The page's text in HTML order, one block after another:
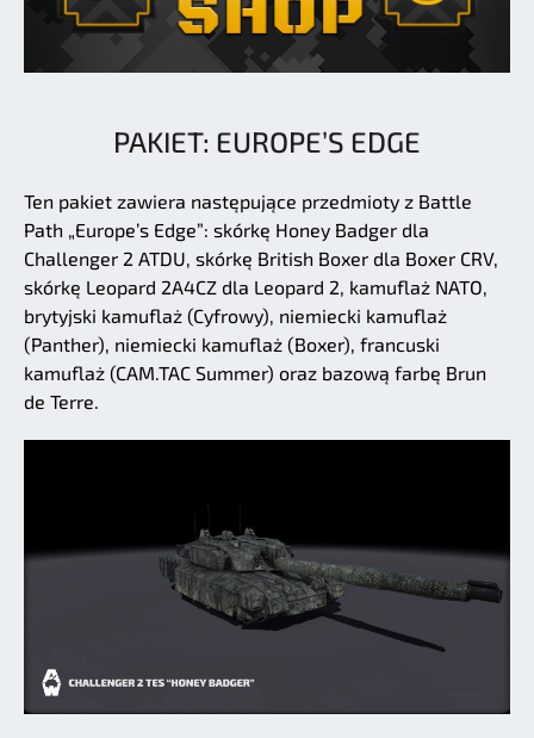
PAKIET: EUROPE’S EDGE
Ten pakiet zawiera następujące przedmioty z Battle
Path „Europe’s Edge”: skórkę Honey Badger dla
Challenger 2 ATDU, skórkę British Boxer dla Boxer CRV,
skórkę Leopard 2A4CZ dla Leopard 2, kamuflaż NATO,
brytyjski kamuflaż (Cyfrowy), niemiecki kamuflaż
(Panther), niemiecki kamuflaż (Boxer), francuski
kamuflaż (CAM.TAC Summer) oraz bazową farbę Brun
de Terre.